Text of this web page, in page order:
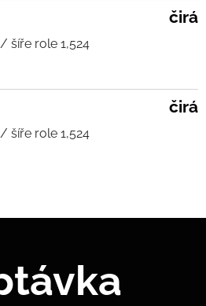
šíře role 1,524
čirá
šíře role 1,524
čirá